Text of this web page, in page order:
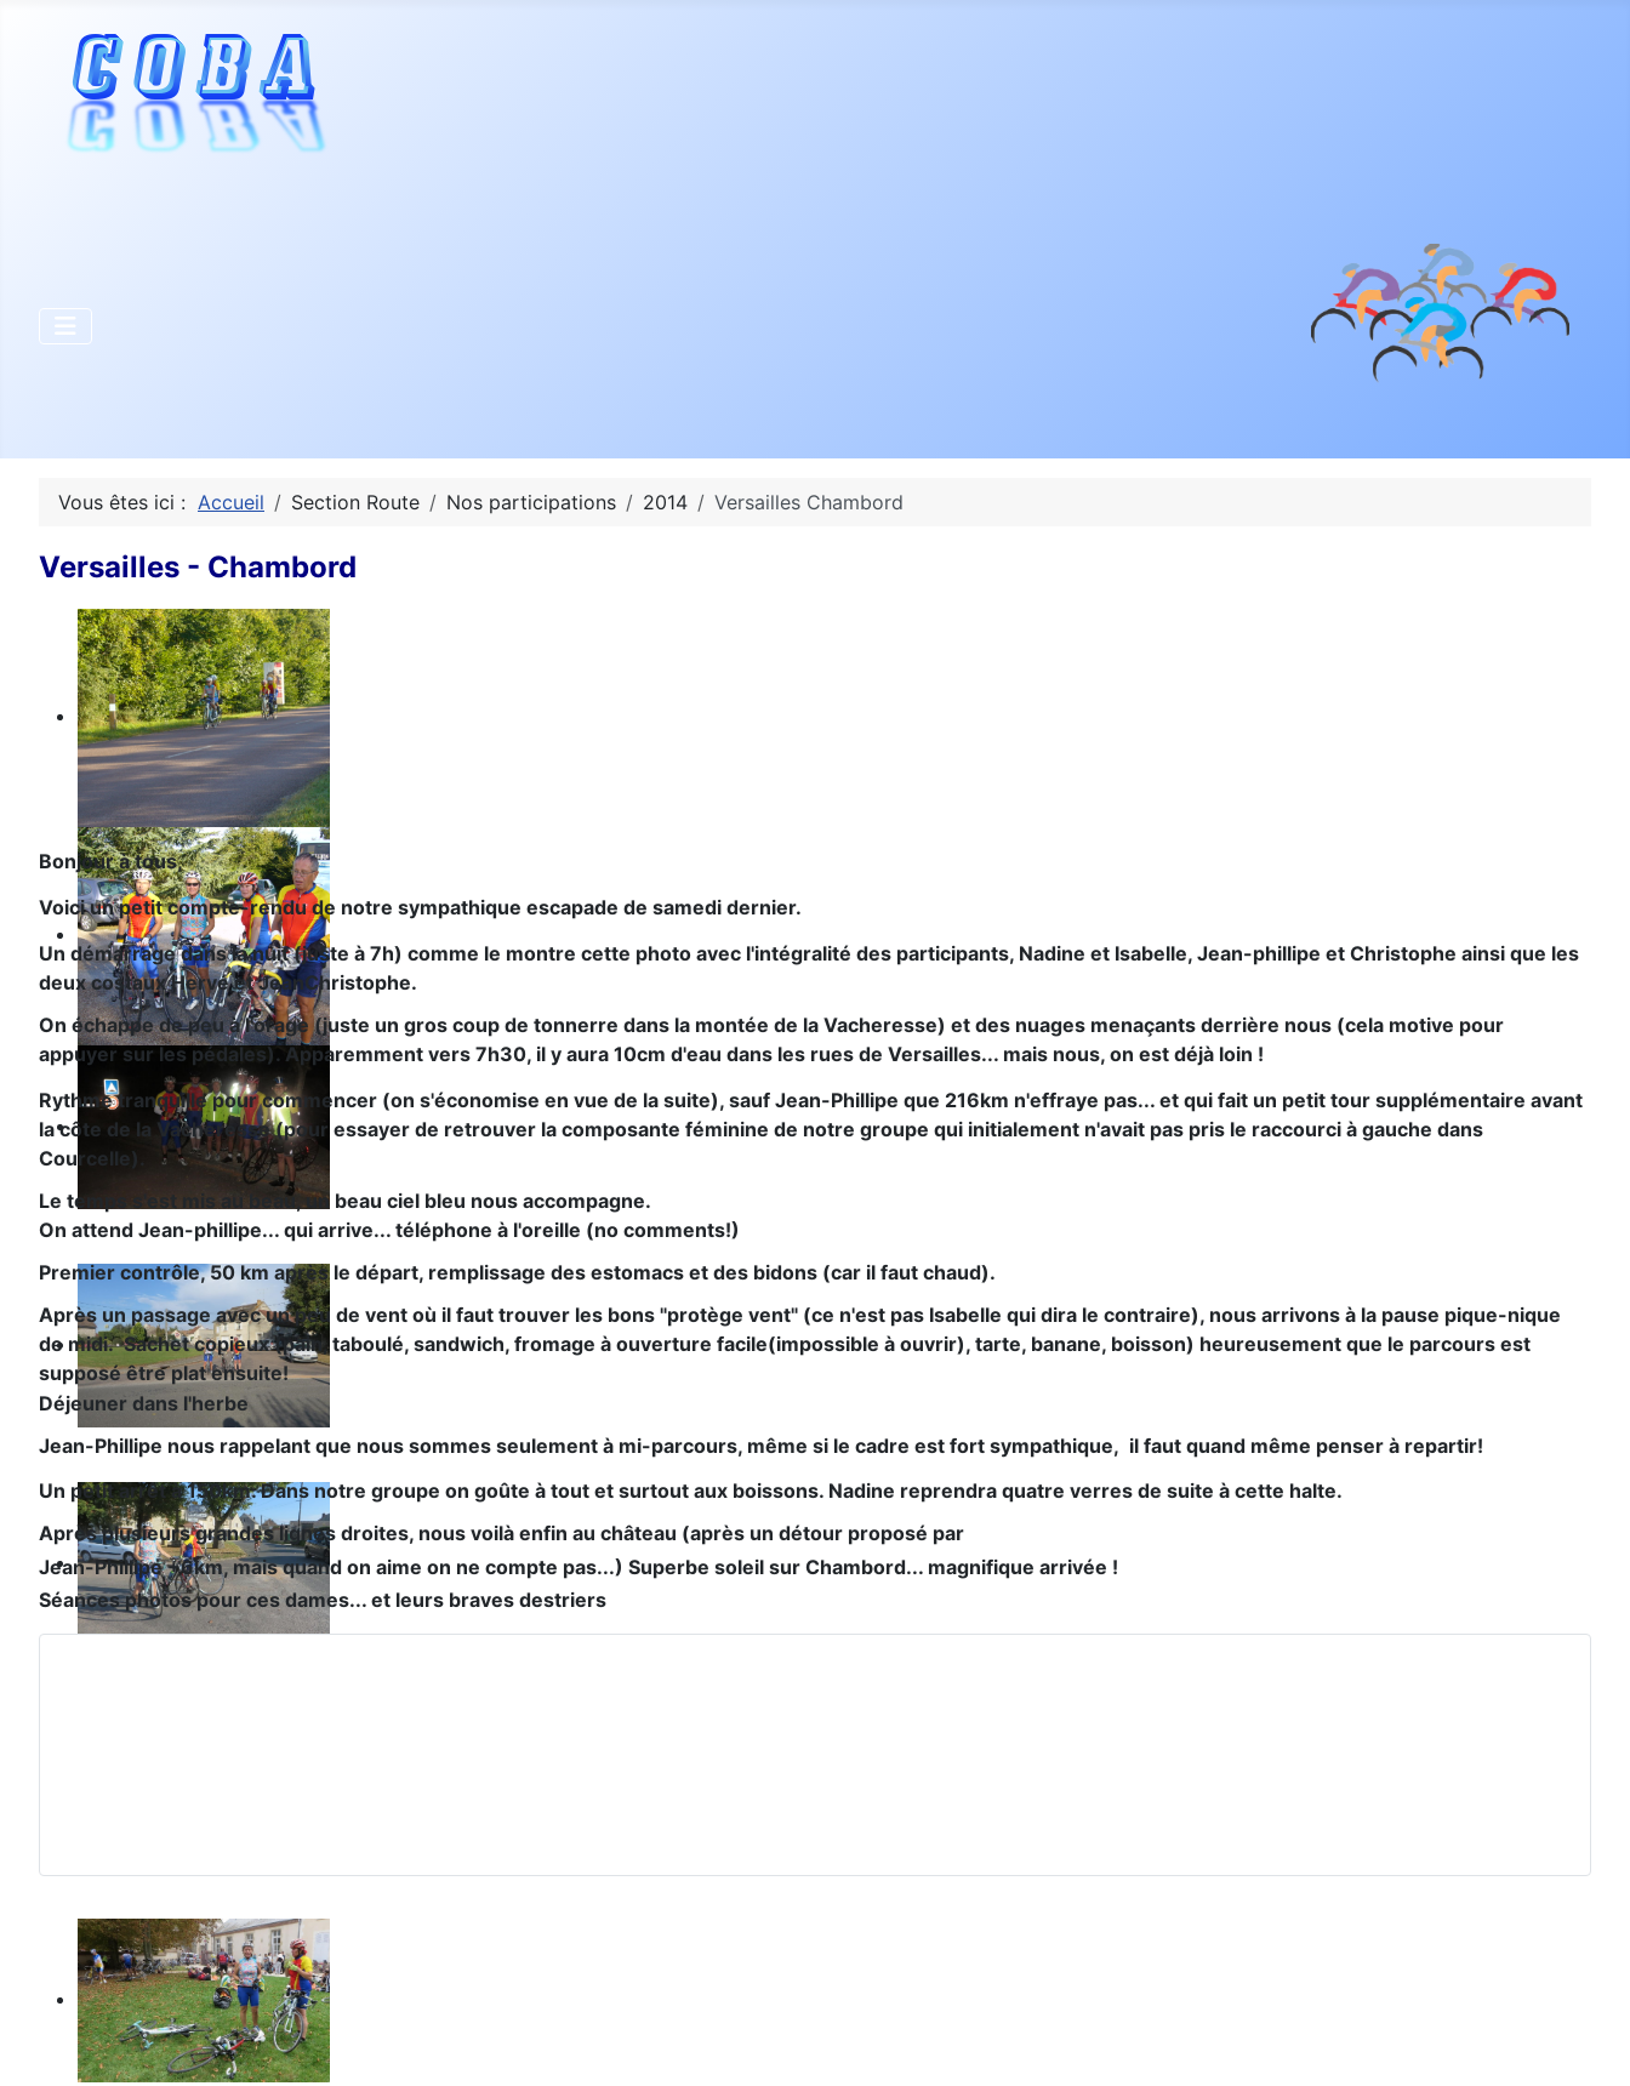
Vous êtes ici : Accueil Section Route Nos participations 2014 Versailles Chambord
Versailles - Chambord
Bonjour à tous,
Voici un petit compte-rendu de notre sympathique escapade de samedi dernier.
Un démarrage dans la nuit (juste à 7h) comme le montre cette photo avec l'intégralité des participants, Nadine et Isabelle, Jean-phillipe et Christophe ainsi que les
deux costaux Hervé et JeanChristophe.
On échappe de peu à l'orage (juste un gros coup de tonnerre dans la montée de la Vacheresse) et des nuages menaçants derrière nous (cela motive pour
appuyer sur les pédales). Apparemment vers 7h30, il y aura 10cm d'eau dans les rues de Versailles... mais nous, on est déjà loin !
Rythme tranquille pour commencer (on s'économise en vue de la suite), sauf Jean-Phillipe que 216km n'effraye pas... et qui fait un petit tour supplémentaire avant
la côte de la Vacheresse (pour essayer de retrouver la composante féminine de notre groupe qui initialement n'avait pas pris le raccourci à gauche dans
Courcelle).
Le temps s'est mis au beau, un beau ciel bleu nous accompagne.
On attend Jean-phillipe... qui arrive... téléphone à l'oreille (no comments!)
Premier contrôle, 50 km après le départ, remplissage des estomacs et des bidons (car il faut chaud).
Après un passage avec un peu de vent où il faut trouver les bons "protège vent" (ce n'est pas Isabelle qui dira le contraire), nous arrivons à la pause pique-nique
de midi. Sachet copieux (pain, taboulé, sandwich, fromage à ouverture facile(impossible à ouvrir), tarte, banane, boisson) heureusement que le parcours est
supposé être plat ensuite!
Déjeuner dans l'herbe
Jean-Phillipe nous rappelant que nous sommes seulement à mi-parcours, même si le cadre est fort sympathique, il faut quand même penser à repartir!
Un petit arrêt à 150km. Dans notre groupe on goûte à tout et surtout aux boissons. Nadine reprendra quatre verres de suite à cette halte.
Après plusieurs grandes lignes droites, nous voilà enfin au château (après un détour proposé par
Jean-Phillipe +6km, mais quand on aime on ne compte pas...) Superbe soleil sur Chambord... magnifique arrivée !
Séances photos pour ces dames... et leurs braves destriers